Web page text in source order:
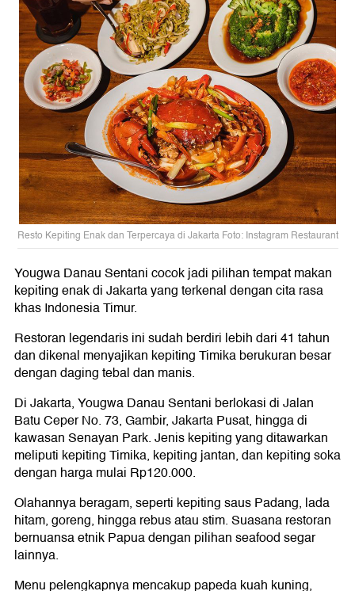
Resto Kepiting Enak dan Terpercaya di Jakarta Foto: Instagram Restaurant
Yougwa Danau Sentani cocok jadi pilihan tempat makan
kepiting enak di Jakarta yang terkenal dengan cita rasa
khas Indonesia Timur.
Restoran legendaris ini sudah berdiri lebih dari 41 tahun
dan dikenal menyajikan kepiting Timika berukuran besar
dengan daging tebal dan manis.
Di Jakarta, Yougwa Danau Sentani berlokasi di Jalan
Batu Ceper No. 73, Gambir, Jakarta Pusat, hingga di
kawasan Senayan Park. Jenis kepiting yang ditawarkan
meliputi kepiting Timika, kepiting jantan, dan kepiting soka
dengan harga mulai Rp120.000.
Olahannya beragam, seperti kepiting saus Padang, lada
hitam, goreng, hingga rebus atau stim. Suasana restoran
bernuansa etnik Papua dengan pilihan seafood segar
lainnya.
Menu pelengkapnya mencakup papeda kuah kuning,